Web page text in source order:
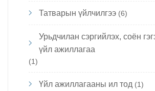
Татварын үйлчилгээ (6)
Урьдчилан сэргийлэх, соён
үйл ажиллагаа
(1)
Үйл ажиллагааны ил тод (1)